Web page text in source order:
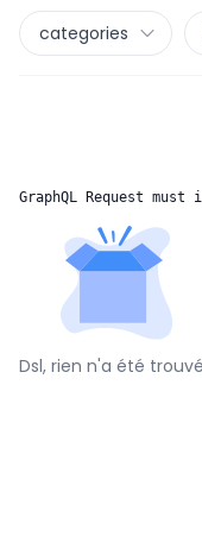
categories
GraphQL Request
Dsl, rien n'a été